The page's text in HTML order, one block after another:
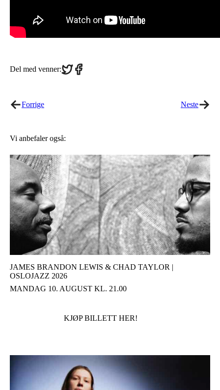
Del med venner:Share
on
Share
on
Forrige Neste
Vi anbefaler også:
JAMES BRANDON LEWIS & CHAD TAYLOR |
OSLOJAZZ 2026
MANDAG 10. AUGUST KL. 21.00
KJØP BILLETT HER!